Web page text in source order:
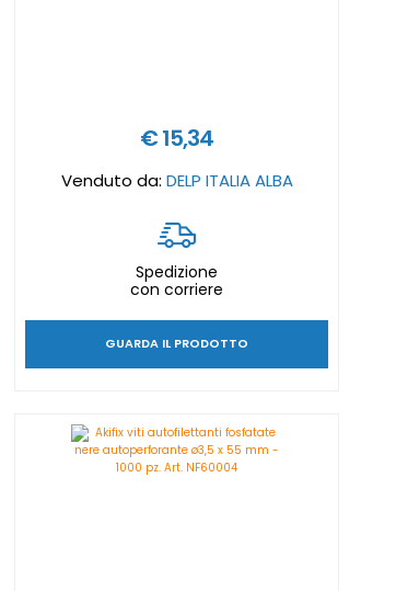
€ 15,34
Venduto da: DELP ITALIA ALBA
Spedizione
con corriere
GUARDA IL PRODOTTO